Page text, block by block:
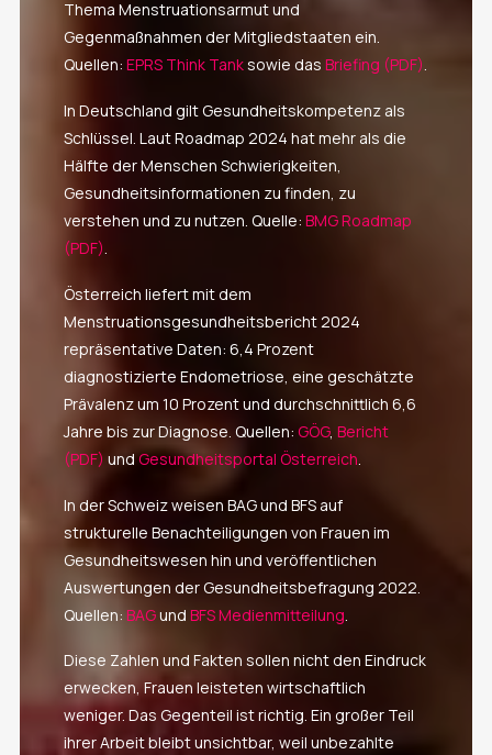
Thema Menstruationsarmut und
Gegenmaßnahmen der Mitgliedstaaten ein.
Quellen: EPRS Think Tanksowie das Briefing (PDF).
In Deutschland gilt Gesundheitskompetenz als
Schlüssel. Laut Roadmap 2024 hat mehr als die
Hälfte der Menschen Schwierigkeiten,
Gesundheitsinformationen zu finden, zu
verstehen und zu nutzen. Quelle: BMG Roadmap
(PDF).
Österreich liefert mit dem
Menstruationsgesundheitsbericht 2024
repräsentative Daten: 6,4 Prozent
diagnostizierte Endometriose, eine geschätzte
Prävalenz um 10 Prozent und durchschnittlich 6,6
Jahre bis zur Diagnose. Quellen: GÖG, Bericht
(PDF) undGesundheitsportal Österreich
In der Schweiz weisen BAG und BFS auf
strukturelle Benachteiligungen von Frauen im
Gesundheitswesen hin und veröffentlichen
Auswertungen der Gesundheitsbefragung 2022.
Quellen: BAGund BFS Medienmitteilung
Diese Zahlen und Fakten sollen nicht den Eindruck
erwecken, Frauen leisteten wirtschaftlich
weniger. Das Gegenteil ist richtig. Ein großer Teil
ihrer Arbeit bleibt unsichtbar, weil unbezahlte